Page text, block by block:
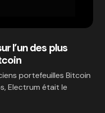
l’un des plus
portefeuilles Bitcoin
Electrum était le